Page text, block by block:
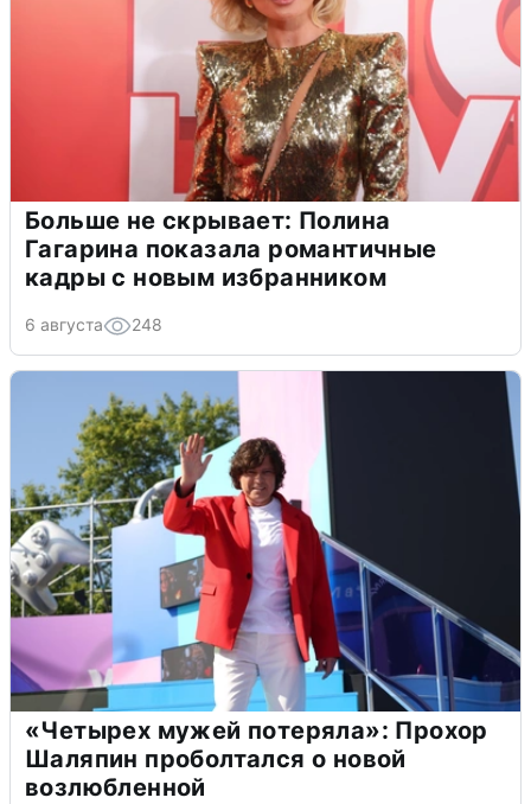
Больше не скрывает: Полина
Гагарина показала романтичные
кадры с новым избранником
6 августа 248
«Четырех мужей потеряла»: Прохор
Шаляпин проболтался о новой
возлюбленной